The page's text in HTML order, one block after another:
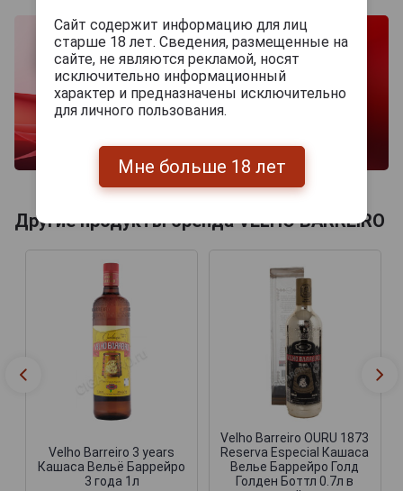
Другие продукты бренда VELHO BARREIRO
Velho Barreiro 3 years
Кашаса Вельё Баррейро
3 года 1л
Velho Barreiro OURU 1873
Reserva Especial Кашаса
Велье Баррейро Голд
Голден Боттл 0.7л в
Сайт содержит информацию для лиц
старше 18 лет. Сведения, размещенные на
сайте, не являются рекламой, носят
исключительно информационный
характер и предназначены исключительно
для личного пользования.
Мне больше 18 лет